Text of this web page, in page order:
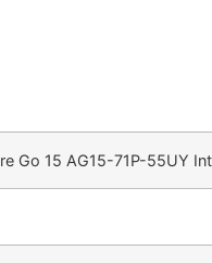
Go 15 AG15-71P-55UY